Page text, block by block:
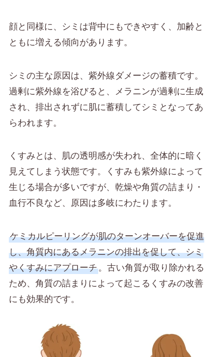
顔と同様に、シミは背中にもできやすく、加齢と
ともに増える傾向があります。
シミの主な原因は、紫外線ダメージの蓄積です。
過剰に紫外線を浴びると、メラニンが過剰に生成
され、排出されずに肌に蓄積してシミとなってあ
らわれます。
くすみとは、肌の透明感が失われ、全体的に暗く
見えてしまう状態です。くすみも紫外線によって
生じる場合が多いですが、乾燥や角質の詰まり・
血行不良など、原因は多岐にわたります。
ケミカルピーリングが肌のターンオーバーを促進
し、角質内にあるメラニンの排出を促して、シミ
やくすみにアプローチ。古い角質が取り除かれる
ため、角質の詰まりによって起こるくすみの改善
にも効果的です。